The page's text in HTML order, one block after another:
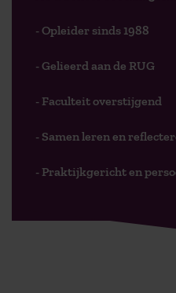
- Opleider sinds 1988
- Gelieerd aan de RUG
- Faculteit overstijgend
- Samen leren en
- Praktijkgericht en